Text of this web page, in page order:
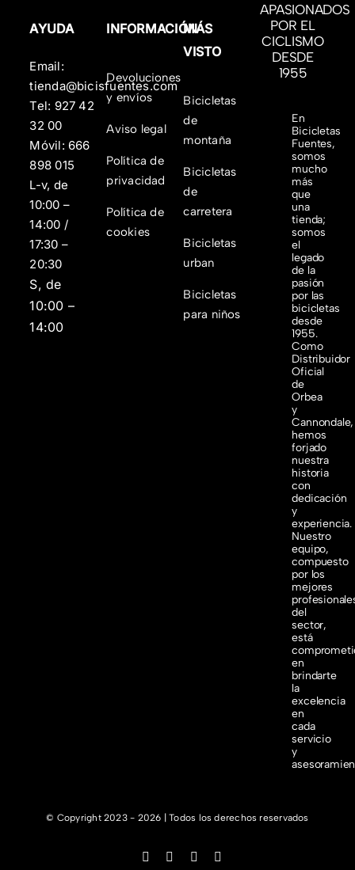
AYUDA
Email:
tienda@bicisfuentes.com
Tel: 927 42
32 00
Móvil: 666
898 015
L-v, de
10:00 –
14:00 /
17:30 –
20:30
S, de
10:00 –
14:00
INFORMACIÓN
Devoluciones
y envíos
Aviso legal
Política de
privacidad
Política de
cookies
MÁS
VISTO
Bicicletas
de
montaña
Bicicletas
de
carretera
Bicicletas
urban
Bicicletas
para niños
APASIONADOS
POR EL
CICLISMO
DESDE
1955
En
Bicicletas
Fuentes,
somos
mucho
más
que
una
tienda;
somos
el
legado
de la
pasión
por las
bicicletas
desde
1955.
Como
Distribuidor
Oficial
de
Orbea
y
Cannondale,
hemos
forjado
nuestra
historia
con
dedicación
y
experiencia.
Nuestro
equipo,
compuesto
por los
mejores
del
sector,
está
en
brindarte
la
excelencia
en
cada
servicio
y
© Copyright 2023 - 2026 | Todos los derechos reservados